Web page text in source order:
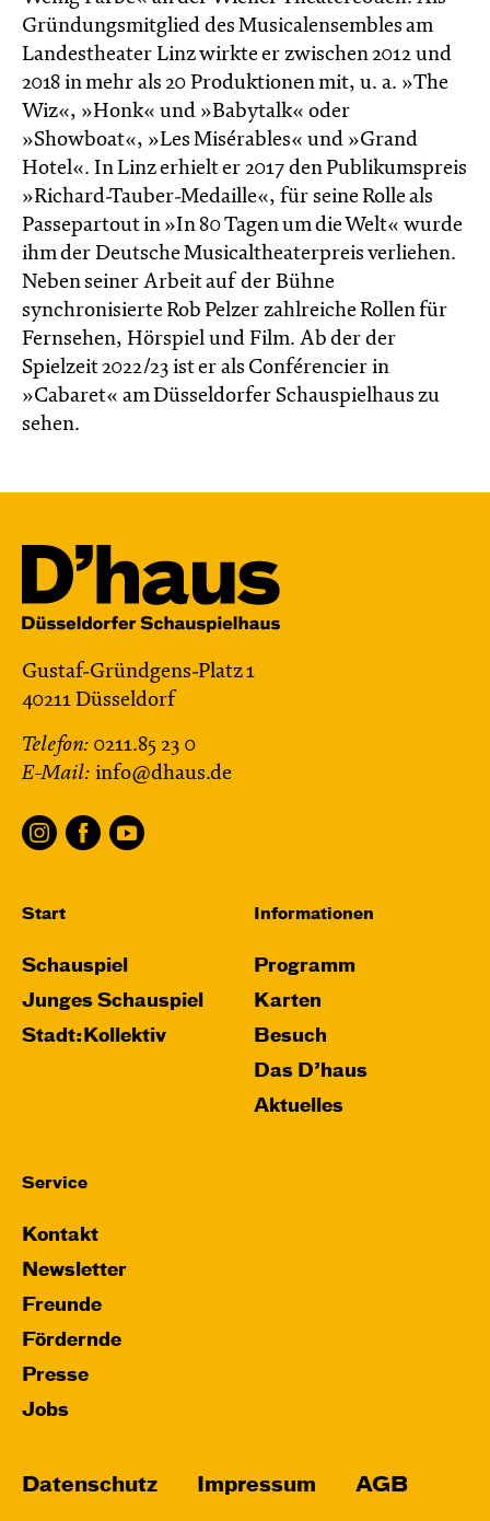
Gründungsmitglied des Musicalensembles am
Landestheater Linz wirkte er zwischen 2012 und
2018 in mehr als 20 Produktionen mit, u. a. »The
Wiz«, »Honk« und »Babytalk« oder
»Showboat«, »Les Misérables« und »Grand
Hotel«. In Linz erhielt er 2017 den Publikumspreis
»Richard-Tauber-Medaille«, für seine Rolle als
Passepartout in »In 80 Tagen um die Welt« wurde
ihm der Deutsche Musicaltheaterpreis verliehen.
Neben seiner Arbeit auf der Bühne
synchronisierte Rob Pelzer zahlreiche Rollen für
Fernsehen, Hörspiel und Film. Ab der der
Spielzeit 2022/23 ist er als Conférencier in
»Cabaret« am Düsseldorfer Schauspielhaus zu
sehen.
Gustaf-Gründgens-Platz 1
40211 Düsseldorf
Telefon: 0211.85 23 0
E-Mail: info@dhaus.de
Start
Schauspiel
Junges Schauspiel
Stadt:Kollektiv
Informationen
Programm
Karten
Besuch
Das D’haus
Aktuelles
Service
Kontakt
Newsletter
Freunde
Fördernde
Presse
Jobs
Datenschutz Impressum AGB